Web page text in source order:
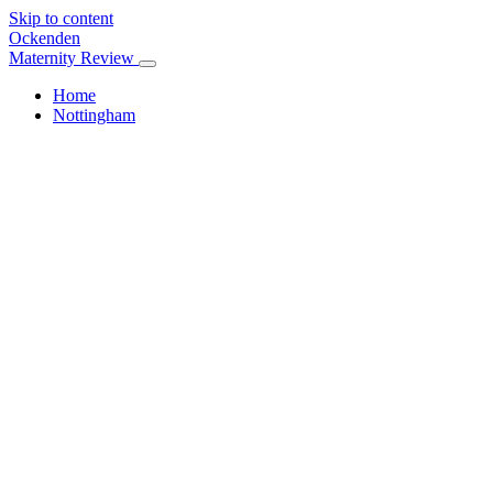
Skip to content
Ockenden
Maternity Review
Home
Nottingham